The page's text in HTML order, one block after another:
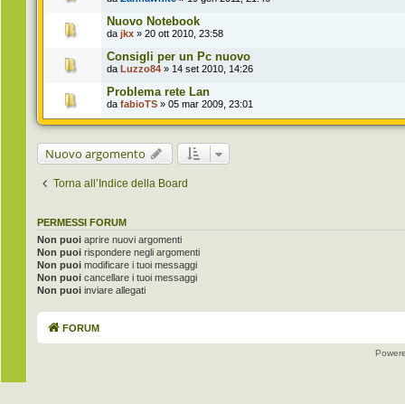
Nuovo Notebook
da jkx » 20 ott 2010, 23:58
Consigli per un Pc nuovo
da Luzzo84 » 14 set 2010, 14:26
Problema rete Lan
da fabioTS » 05 mar 2009, 23:01
Nuovo argomento
Torna all’Indice della Board
PERMESSI FORUM
Non puoi aprire nuovi argomenti
Non puoi rispondere negli argomenti
Non puoi modificare i tuoi messaggi
Non puoi cancellare i tuoi messaggi
Non puoi inviare allegati
FORUM